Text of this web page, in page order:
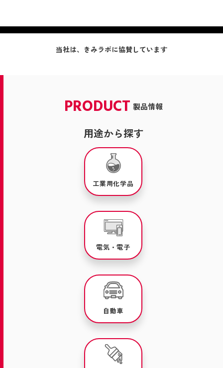
当社は、きみラボに協賛しています
製品情報
PRODUCT
用途から探す
工業用化学品
電気・電子
自動車